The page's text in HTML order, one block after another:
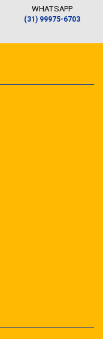
WHATSAPP
(31) 99975-6703